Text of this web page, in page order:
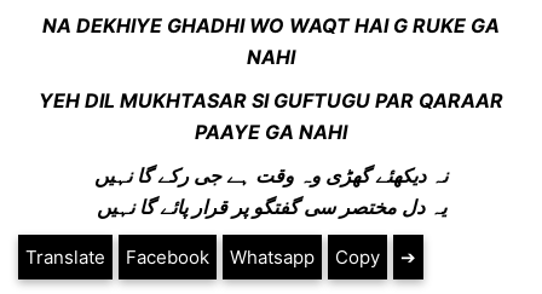
NA DEKHIYE GHADHI WO WAQT HAI G RUKE GA
NAHI
YEH DIL MUKHTASAR SI GUFTUGU PAR QARAAR
PAAYE GA NAHI
نہ دیکھئے گھڑی وہ وقت ہے جی رکے گا نہیں
یہ دل مختصر سی گفتگو پر قرار پائے گا نہیں
Translate Facebook Whatsapp Copy ➔